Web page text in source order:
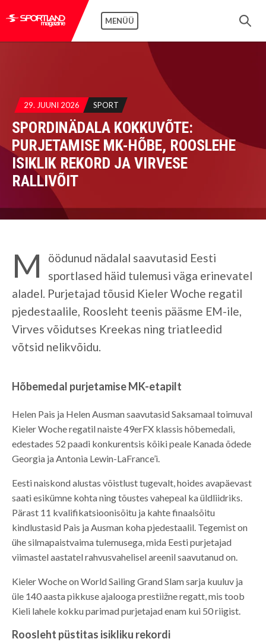
MENÜÜ
29. JUUNI 2026 SPORT
SPORDINÄDALA KOKKUVÕTE:
PURJETAMISE MK-HÕBE, ROOSLEHE
ISIKLIK REKORD JA VIRVESE
RALLIVÕIT
M
öödunud nädalal saavutasid Eesti
sportlased häid tulemusi väga erinevatel
aladel. Purjetajad tõusid Kieler Woche regatil
pjedestaalile, Roosleht teenis pääsme EM-ile,
Virves võidutses Kreekas ning triatleedid
võtsid nelikvõidu.
Hõbemedal purjetamise MK-etapilt
Helen Pais ja Helen Ausman saavutasid Saksamaal toimuval
Kieler Woche regatil naiste 49erFX klassis hõbemedali,
edestades 52 paadi konkurentsis kõiki peale Kanada õdede
Georgia ja Antonia Lewin-LaFrance’i.
Eesti naiskond alustas võistlust tugevalt, hoides avapäevast
saati esikümne kohta ning tõustes vahepeal ka üldliidriks.
Pärast 11 kvalifikatsioonisõitu ja kahte finaalsõitu
kindlustasid Pais ja Ausman koha pjedestaalil. Tegemist on
ühe silmapaistvaima tulemusega, mida Eesti purjetajad
viimastel aastatel rahvusvahelisel areenil saavutanud on.
Kieler Woche on World Sailing Grand Slam sarja kuuluv ja
üle 140 aasta pikkuse ajalooga prestiižne regatt, mis toob
Kieli lahele kokku parimad purjetajad enam kui 50 riigist.
Roosleht püstitas isikliku rekordi